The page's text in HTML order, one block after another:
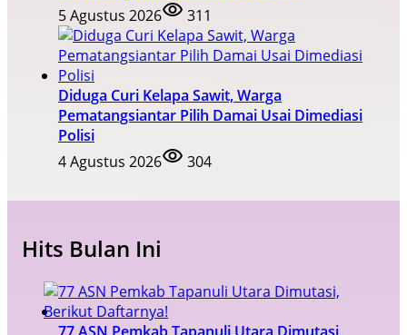
5 Agustus 2026
311
Diduga Curi Kelapa Sawit, Warga
Pematangsiantar Pilih Damai Usai Dimediasi
Polisi
4 Agustus 2026
304
Hits Bulan Ini